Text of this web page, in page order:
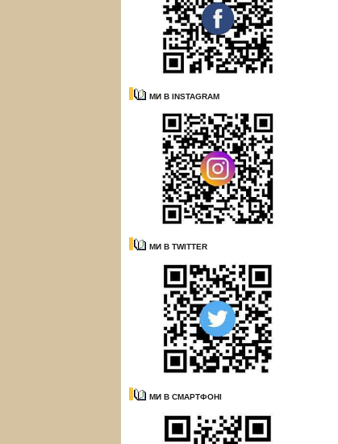
МИ В INSTAGRAM
МИ В TWITTER
МИ В СМАРТФОНІ